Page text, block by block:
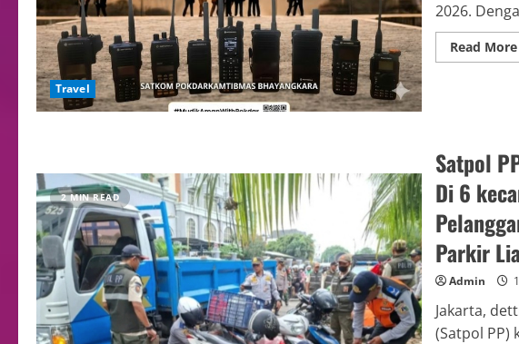
Travel
2026.
Read More
2 MIN READ
Satpol
Di 6
Parkir
Admin
Jakarta,
(Satpol PP)